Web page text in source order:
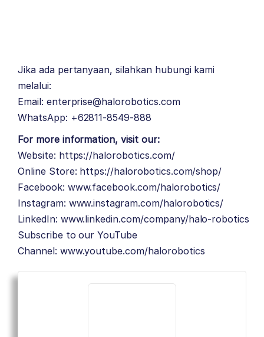
Jika ada pertanyaan, silahkan hubungi kami
melalui:
Email: enterprise@halorobotics.com
WhatsApp: +62811-8549-888
For more information, visit our:
Website: https://halorobotics.com/
Online Store: https://halorobotics.com/shop/
Facebook: www.facebook.com/halorobotics/
Instagram: www.instagram.com/halorobotics/
LinkedIn: www.linkedin.com/company/halo-robotics
Subscribe to our YouTube
Channel: www.youtube.com/halorobotics